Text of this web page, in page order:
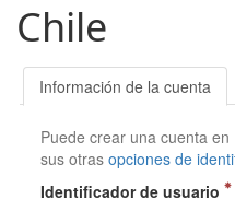
Chile
Información de la cuenta
Puede crear una cuenta
sus otrasopciones de
Identificador de usuario